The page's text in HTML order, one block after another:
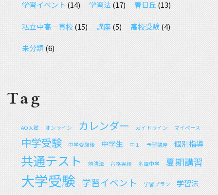
学習イベント (14) 学習法(17) 春日丘(13)
私立中高一貫校(15) 講座 (5) 高校受験(4)
未分類 (6)
Tag
AO入試 オンライン カレンダー ガイドライン マイペース
中学受験 中学受験後 中学生 中１ 予習講座 個別指導
共通テスト 勉強法 合格実績 名電中学 夏期講習
大学受験 学習イベント 学習プラン 学習法